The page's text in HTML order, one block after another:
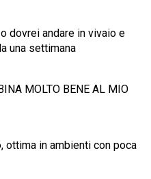
dovrei andare in vivaio e
una settimana
MOLTO BENE AL MIO
in ambienti con poca